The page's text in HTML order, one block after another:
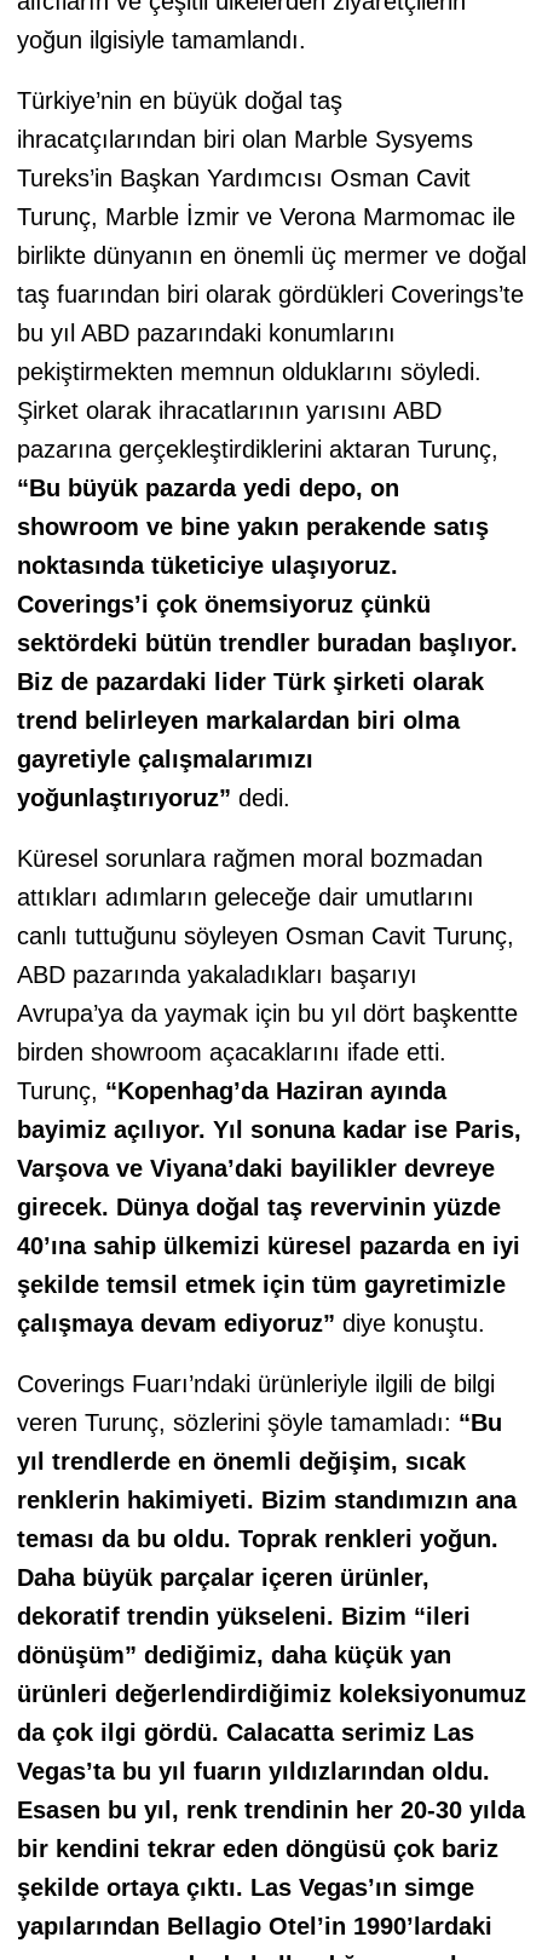
yoğun ilgisiyle tamamlandı.
Türkiye’nin en büyük doğal taş
ihracatçılarından biri olan Marble Sysyems
Tureks’in Başkan Yardımcısı Osman Cavit
Turunç, Marble İzmir ve Verona Marmomac ile
birlikte dünyanın en önemli üç mermer ve doğal
taş fuarından biri olarak gördükleri Coverings’te
bu yıl ABD pazarındaki konumlarını
pekiştirmekten memnun olduklarını söyledi.
Şirket olarak ihracatlarının yarısını ABD
pazarına gerçekleştirdiklerini aktaran Turunç,
“Bu büyük pazarda yedi depo, on
showroom ve bine yakın perakende satış
noktasında tüketiciye ulaşıyoruz.
Coverings’i çok önemsiyoruz çünkü
sektördeki bütün trendler buradan başlıyor.
Biz de pazardaki lider Türk şirketi olarak
trend belirleyen markalardan biri olma
gayretiyle çalışmalarımızı
yoğunlaştırıyoruz” dedi.
Küresel sorunlara rağmen moral bozmadan
attıkları adımların geleceğe dair umutlarını
canlı tuttuğunu söyleyen Osman Cavit Turunç,
ABD pazarında yakaladıkları başarıyı
Avrupa’ya da yaymak için bu yıl dört başkentte
birden showroom açacaklarını ifade etti.
Turunç, “Kopenhag’da Haziran ayında
bayimiz açılıyor. Yıl sonuna kadar ise Paris,
Varşova ve Viyana’daki bayilikler devreye
girecek. Dünya doğal taş revervinin yüzde
40’ına sahip ülkemizi küresel pazarda en iyi
şekilde temsil etmek için tüm gayretimizle
çalışmaya devam ediyoruz” diye konuştu.
Coverings Fuarı’ndaki ürünleriyle ilgili de bilgi
veren Turunç, sözlerini şöyle tamamladı: “Bu
yıl trendlerde en önemli değişim, sıcak
renklerin hakimiyeti. Bizim standımızın ana
teması da bu oldu. Toprak renkleri yoğun.
Daha büyük parçalar içeren ürünler,
dekoratif trendin yükseleni. Bizim “ileri
dönüşüm” dediğimiz, daha küçük yan
ürünleri değerlendirdiğimiz koleksiyonumuz
da çok ilgi gördü. Calacatta serimiz Las
Vegas’ta bu yıl fuarın yıldızlarından oldu.
Esasen bu yıl, renk trendinin her 20-30 yılda
bir kendini tekrar eden döngüsü çok bariz
şekilde ortaya çıktı. Las Vegas’ın simge
yapılarından Bellagio Otel’in 1990’lardaki